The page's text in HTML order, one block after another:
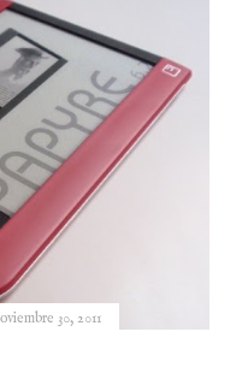
30, 2011